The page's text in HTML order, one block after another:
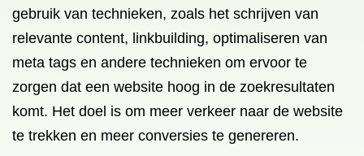
gebruik van technieken, zoals het schrijven van
relevante content, linkbuilding, optimaliseren van
meta tags en andere technieken om ervoor te
zorgen dat een website hoog in de zoekresultaten
komt. Het doel is om meer verkeer naar de website
te trekken en meer conversies te genereren.